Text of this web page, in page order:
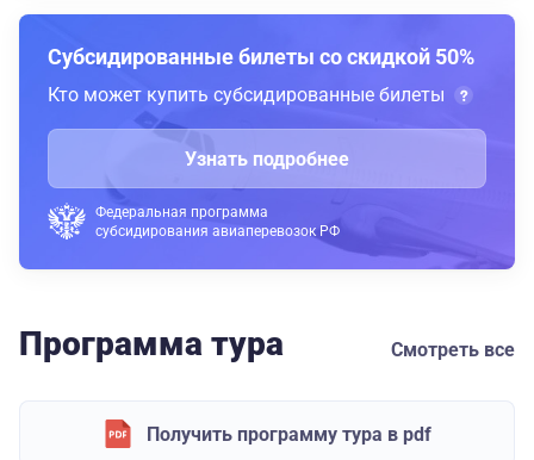
Субсидированные билеты со скидкой 50%
Кто может купить субсидированные билеты
Узнать подробнее
Федеральная программа
субсидирования авиаперевозок РФ
Программа тура Смотреть все
Получить программу тура в pdf